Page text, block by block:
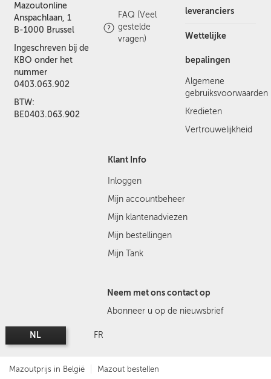
Mazoutonline
Anspachlaan, 1
B-1000 Brussel
Ingeschreven bij de
KBO onder het
nummer
0403.063.902
BTW:
BE0403.063.902
FAQ (Veel
gestelde
vragen)
leveranciers
Wettelijke
bepalingen
Algemene
gebruiksvoorwaarden
Kredieten
Vertrouwelijkheid
Klant Info
Inloggen
Mijn accountbeheer
Mijn klantenadviezen
Mijn bestellingen
Mijn Tank
Neem met ons contact op
Abonneer u op de nieuwsbrief
NL FR
Mazoutprijs in België Mazout bestellen